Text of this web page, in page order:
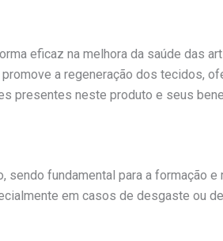
eficaz na melhora da saúde das
a regeneração dos tecidos,
presentes neste produto e seus
fundamental para a formação
em casos de desgaste ou